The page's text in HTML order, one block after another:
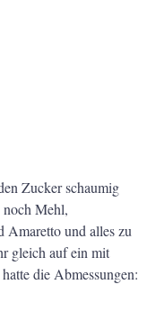
Zucker schaumig
Mehl,
und alles zu
gleich auf ein mit
die Abmessungen: